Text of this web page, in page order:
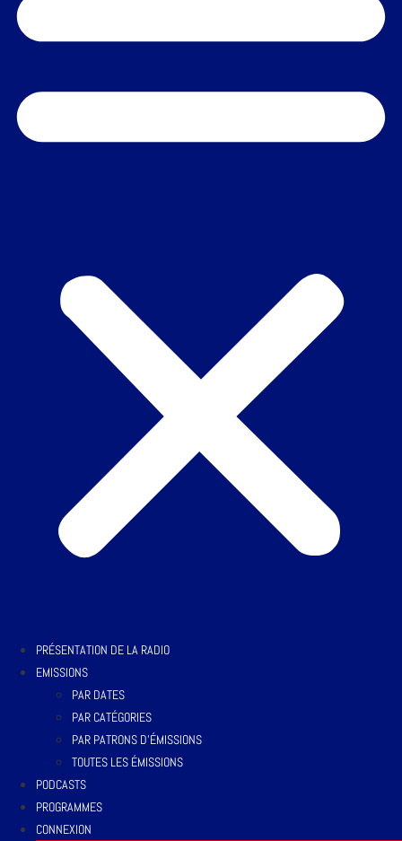
PRÉSENTATION DE LA RADIO
EMISSIONS
PAR DATES
PAR CATÉGORIES
PAR PATRONS D’ÉMISSIONS
TOUTES LES ÉMISSIONS
PODCASTS
PROGRAMMES
CONNEXION